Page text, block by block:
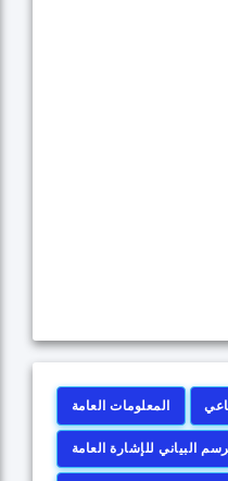
المعلومات العامة
البياني للإشارة العامة